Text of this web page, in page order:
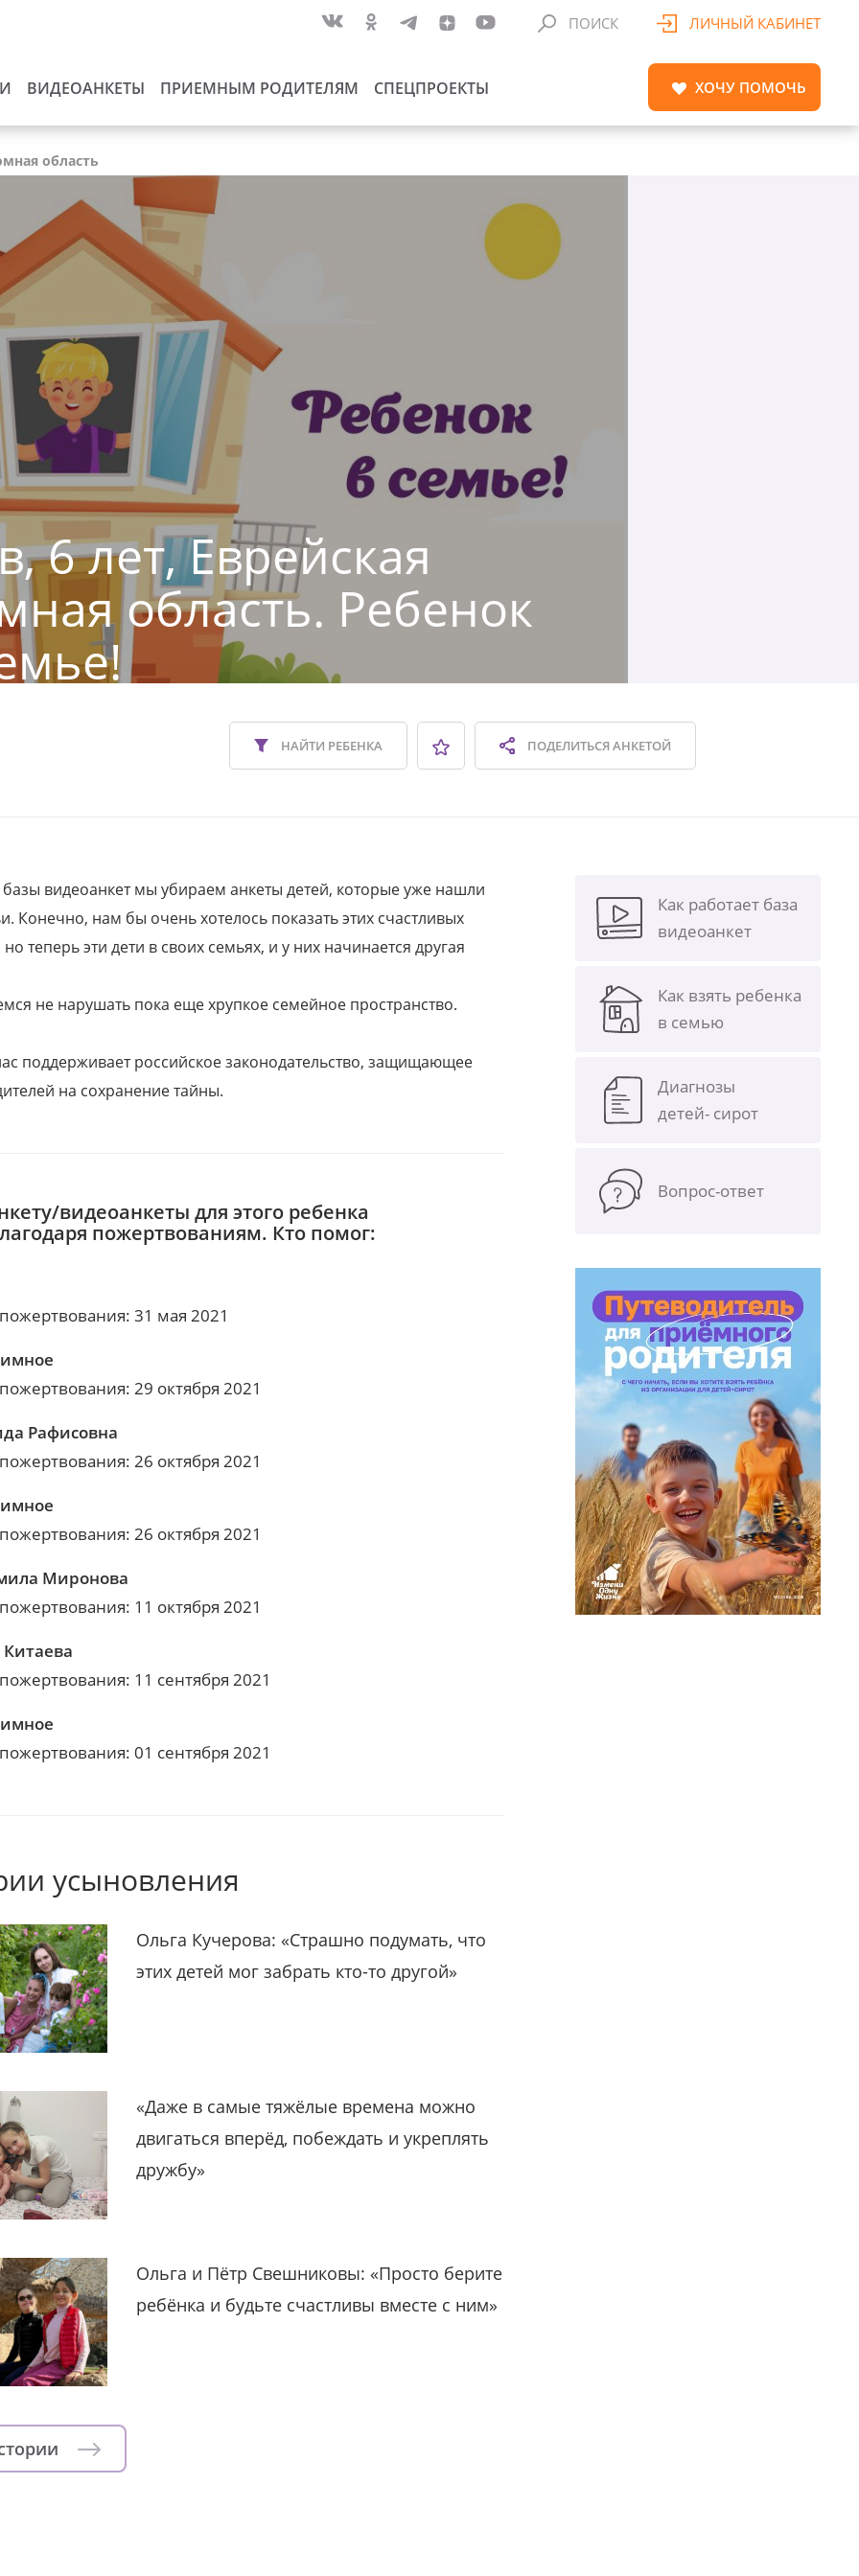
ВИДЕОАНКЕТЫ ПРИЕМНЫМ РОДИТЕЛЯМ СПЕЦПРОЕКТЫ
ПОИСК ЛИЧНЫЙ КАБИНЕТ
ХОЧУ ПОМОЧЬ
область
6 лет, Еврейская
область. Ребенок
ПОДЕЛИТЬСЯАНКЕТОЙ
НАЙТИ РЕБЕНКА
видеоанкет мы убираем анкеты детей, которые уже нашли
Конечно, нам бы очень хотелось показать этих счастливых
теперь эти дети в своих семьях, и у них начинается другая
не нарушать пока еще хрупкое семейное пространство.
поддерживает российское законодательство, защищающее
на сохранение тайны.
видеоанкеты для этого ребенка
пожертвованиям. Кто помог:
31 мая 2021
29 октября 2021
Рафисовна
26 октября 2021
26 октября 2021
Миронова
11 октября 2021
11 сентября 2021
01 сентября 2021
усыновления
Ольга Кучерова: «Страшно подумать, что
этих детей мог забрать кто-то другой»
«Даже в самые тяжёлые времена можно
двигаться вперёд, побеждать и укреплять
дружбу»
Ольга и Пётр Свешниковы: «Просто берите
ребёнка и будьте счастливы вместе с ним»
Как работает база
видеоанкет
Как взять ребенка
в семью
Диагнозы
детей- сирот
Вопрос-ответ